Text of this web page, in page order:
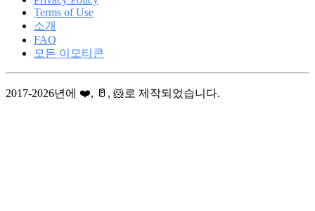
Terms of Use
소개
FAQ
모든 이모티콘
2017-2026년에 ❤️, 🥛, 🐹로 제작되었습니다.